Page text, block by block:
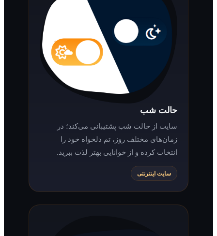
حالت شب
سایت از حالت شب پشتیبانی می‌کند؛ در
زمان‌های مختلف روز، تم دلخواه خود را
انتخاب کرده و از خوانایی بهتر لذت ببرید.
سایت اینترنتی